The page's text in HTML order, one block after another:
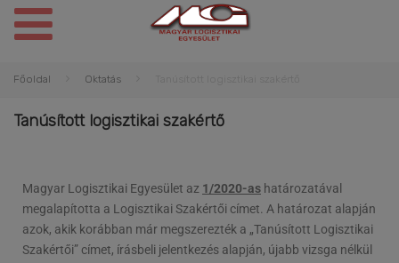
Főoldal Oktatás
Tanúsított logisztikai szakértő
Magyar Logisztikai Egyesület az 1/2020-as határozatával
megalapította a Logisztikai Szakértői címet. A határozat alapján
azok, akik korábban már megszerezték a „Tanúsított Logisztikai
Szakértői” címet, írásbeli jelentkezés alapján, újabb vizsga nélkül